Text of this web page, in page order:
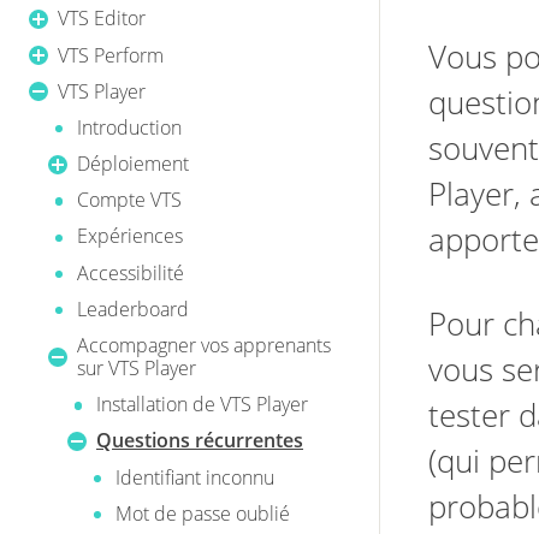
VTS Editor
VTS Perform
VTS Player
Introduction
Déploiement
Compte VTS
Expériences
Accessibilité
Leaderboard
Accompagner vos apprenants
sur VTS Player
Installation de VTS Player
Questions récurrentes
Identifiant inconnu
Mot de passe oublié
Vous
Player,
Pour
vous
tester
(qui